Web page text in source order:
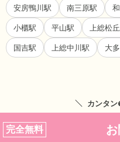
安房鴨川駅 南三原駅
小櫃駅 平山駅 上総松
国吉駅 上総中川駅 大
カンタ
完全無料